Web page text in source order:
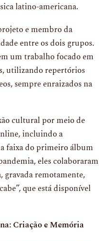
latino-americana.
e membro da
entre os dois grupos.
um trabalho focado em
utilizando repertórios
sempre enraizados na
cultural por meio de
incluindo a
faixa do primeiro álbum
eles colaboraram
gravada remotamente,
que está disponível
Criação e Memória